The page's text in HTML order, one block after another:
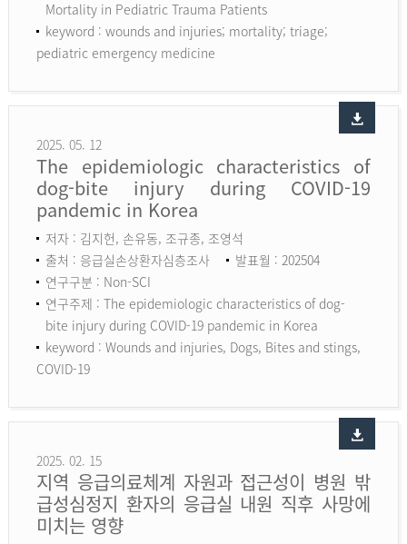
Mortality in Pediatric Trauma Patients
keyword : wounds and injuries; mortality; triage;
pediatric emergency medicine
2025. 05. 12
The epidemiologic characteristics of
dog-bite injury during COVID-19
pandemic in Korea
저자 : 김지헌, 손유동, 조규종, 조영석
출처 : 응급실손상환자심층조사
발표월 : 202504
연구구분 : Non-SCI
연구주제 : The epidemiologic characteristics of dog-
bite injury during COVID-19 pandemic in Korea
keyword : Wounds and injuries, Dogs, Bites and stings,
COVID-19
2025. 02. 15
지역 응급의료체계 자원과 접근성이 병원 밖
급성심정지 환자의 응급실 내원 직후 사망에
미치는 영향